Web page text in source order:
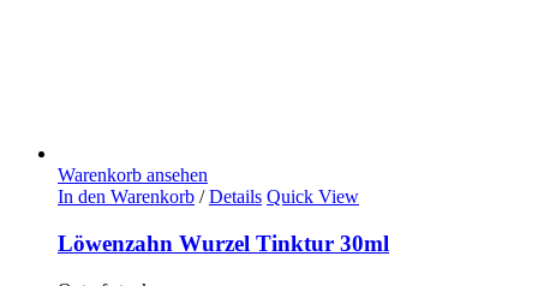
Warenkorb ansehen
In den Warenkorb / Details Quick View
Löwenzahn Wurzel Tinktur 30ml